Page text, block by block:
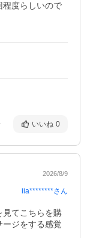
程度らしいので
いいね 0
2026/8/9
iia********さん
見てこちらを購
ージをする感覚